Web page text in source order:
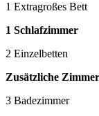
1 Extragroßes Bett
1 Schlafzimmer
2 Einzelbetten
Zusätzliche Zimmer
3 Badezimmer